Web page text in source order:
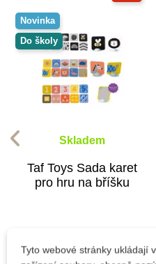
Novinka
Do školy
Skladem
Taf Toys Sada karet
pro hru na bříšku
Tyto webové stránky ukládají